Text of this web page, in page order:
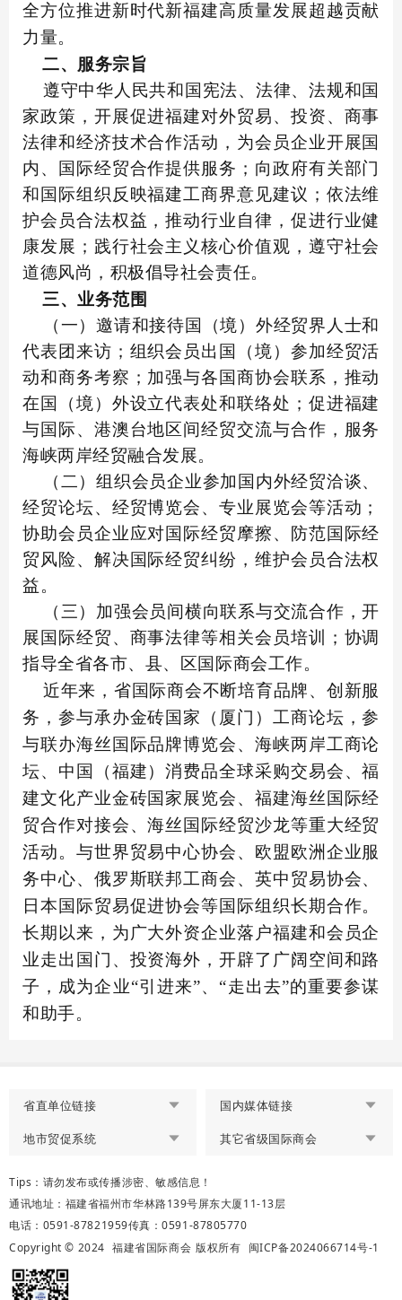
全方位推进新时代新福建高质量发展超越贡献
力量。
二、服务宗旨
遵守中华人民共和国宪法、法律、法规和国
家政策，开展促进福建对外贸易、投资、商事
法律和经济技术合作活动，为会员企业开展国
内、国际经贸合作提供服务；向政府有关部门
和国际组织反映福建工商界意见建议；依法维
护会员合法权益，推动行业自律，促进行业健
康发展；践行社会主义核心价值观，遵守社会
道德风尚，积极倡导社会责任。
三、业务范围
（一）邀请和接待国（境）外经贸界人士和
代表团来访；组织会员出国（境）参加经贸活
动和商务考察；加强与各国商协会联系，推动
在国（境）外设立代表处和联络处；促进福建
与国际、港澳台地区间经贸交流与合作，服务
海峡两岸经贸融合发展。
（二）组织会员企业参加国内外经贸洽谈、
经贸论坛、经贸博览会、专业展览会等活动；
协助会员企业应对国际经贸摩擦、防范国际经
贸风险、解决国际经贸纠纷，维护会员合法权
益。
（三）加强会员间横向联系与交流合作，开
展国际经贸、商事法律等相关会员培训；协调
指导全省各市、县、区国际商会工作。
近年来，省国际商会不断培育品牌、创新服
务，参与承办金砖国家（厦门）工商论坛，参
与联办海丝国际品牌博览会、海峡两岸工商论
坛、中国（福建）消费品全球采购交易会、福
建文化产业金砖国家展览会、福建海丝国际经
贸合作对接会、海丝国际经贸沙龙等重大经贸
活动。与世界贸易中心协会、欧盟欧洲企业服
务中心、俄罗斯联邦工商会、英中贸易协会、
日本国际贸易促进协会等国际组织长期合作。
长期以来，为广大外资企业落户福建和会员企
业走出国门、投资海外，开辟了广阔空间和路
子，成为企业“引进来”、“走出去”的重要参谋
和助手。
省直单位链接 国内媒体链接
地市贸促系统 其它省级国际商会
Tips：请勿发布或传播涉密、敏感信息！
通讯地址：福建省福州市华林路139号屏东大厦11-13层
电话：0591-87821959传真：0591-87805770
Copyright © 2024 福建省国际商会 版权所有 闽ICP备2024066714号-1